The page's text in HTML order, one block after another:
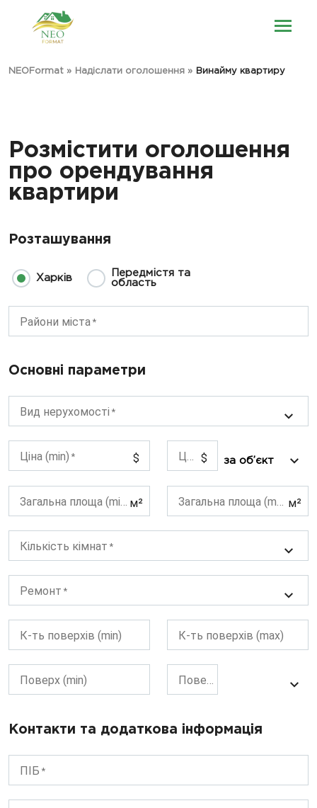
NEOFormat » Надіслати оголошення » Винайму квартиру
Розмістити оголошення
про орендування
квартири
Розташування
Харків
Передмістя та
область
Райони міста
Основні параметри
Вид нерухомості
Ціна (min) $ Ціна (max) $
Загальна площа (min) м² Загальна площа (max) м²
Кількість кімнат
Ремонт
К-ть поверхів (min) К-ть поверхів (max)
Поверх (min) Поверх (max)
Контакти та додаткова інформація
ПІБ